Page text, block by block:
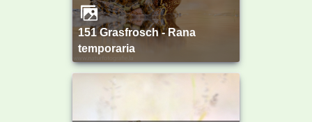
151 Grasfrosch - Rana
temporaria